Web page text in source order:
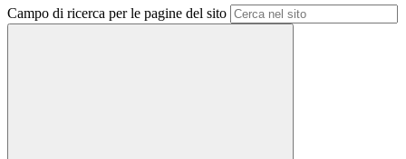
Campo di ricerca per le pagine del sito